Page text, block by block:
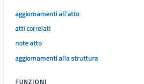
art. 39
art. 43
aggiornamenti all'atto
atti correlati
note atto
aggiornamenti alla struttura
FUNZIONI